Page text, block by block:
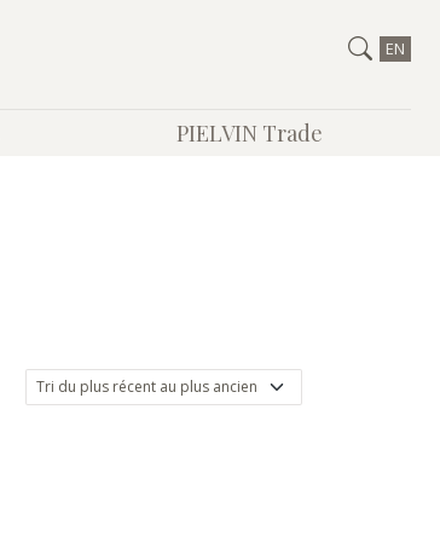
EN
PIELVIN Trade